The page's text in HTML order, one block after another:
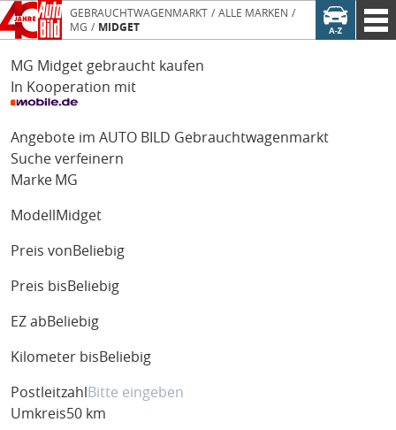
GEBRAUCHTWAGENMARKT
ALLE MARKEN
MG
MIDGET
MG Midget gebraucht kaufen
In Kooperation mit
Angebote im AUTO BILD Gebrauchtwagenmarkt
Suche verfeinern
Marke MG
Modell Midget
Preis von Beliebig
Preis bis Beliebig
EZ ab Beliebig
Kilometer bis Beliebig
Postleitzahl
Umkreis50 km